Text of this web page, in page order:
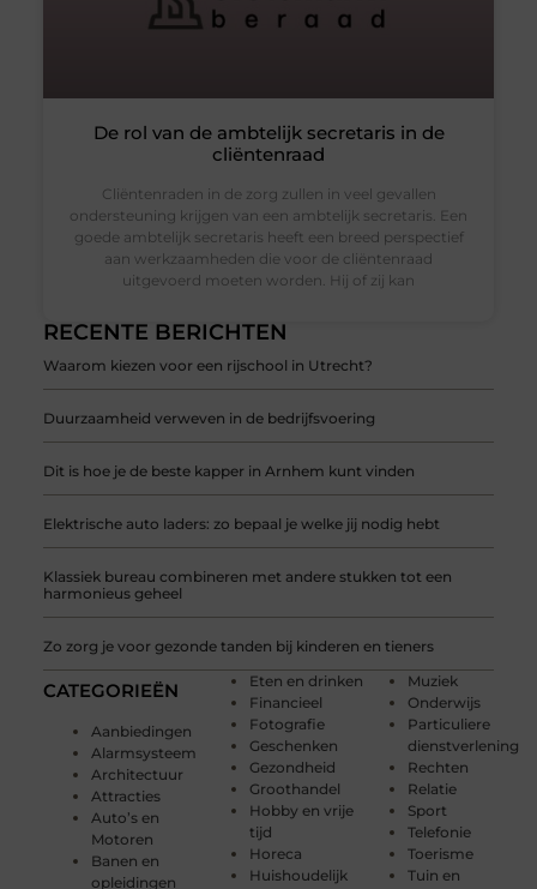
RECENTE BERICHTEN
Waarom kiezen voor een rijschool in Utrecht?
Duurzaamheid verweven in de bedrijfsvoering
Dit is hoe je de beste kapper in Arnhem kunt vinden
Elektrische auto laders: zo bepaal je welke jij nodig hebt
Klassiek bureau combineren met andere stukken tot een
harmonieus geheel
Zo zorg je voor gezonde tanden bij kinderen en tieners
CATEGORIEËN
Aanbiedingen
Alarmsysteem
Architectuur
Attracties
Auto’s en
Motoren
Banen en
opleidingen
Eten en drinken
Financieel
Fotografie
Geschenken
Gezondheid
Groothandel
Hobby en vrije
tijd
Horeca
Huishoudelijk
Muziek
Onderwijs
Particuliere
dienstverlening
Rechten
Relatie
Sport
Telefonie
Toerisme
Tuin en
De rol van de ambtelijk secretaris in de
cliëntenraad
Cliëntenraden in de zorg zullen in veel gevallen
ondersteuning krijgen van een ambtelijk secretaris. Een
goede ambtelijk secretaris heeft een breed perspectief
aan werkzaamheden die voor de cliëntenraad
uitgevoerd moeten worden. Hij of zij kan